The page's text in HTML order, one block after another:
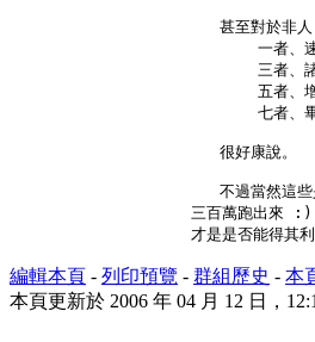
甚至對於非人
一者、
三者、
五者、
七者、畢
    很好康說。
不過當然這些
三百萬跑出來 :)
編輯本頁 - 列印預覽 - 群組歷史 - 本
本頁更新於 2006 年 04 月 12 日，